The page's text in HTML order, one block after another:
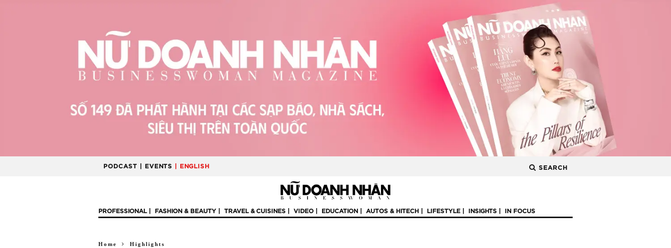
PODCAST | EVENTS | ENGLISH SEARCH
PROFESSIONAL FASHION & BEAUTY TRAVEL & CUISINES VIDEO EDUCATION AUTOS & HITECH LIFESTYLE INSIGHTS IN FOCUS
Home Highlights